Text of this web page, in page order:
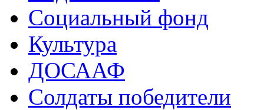
Социальный фонд
Культура
ДОСААФ
Солдаты победители